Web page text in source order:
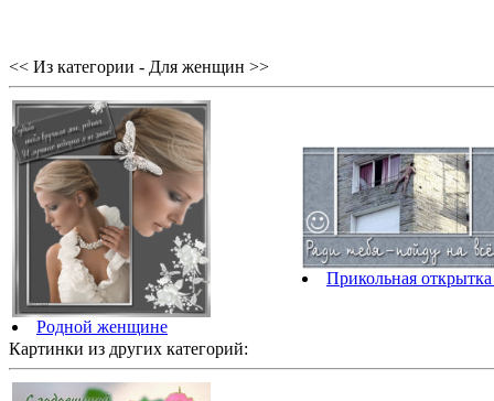
<< Из категории - Для женщин >>
Родной женщине
Прикольная
Картинки из других категорий: